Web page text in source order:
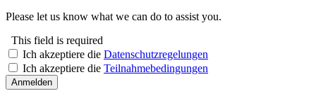
Please let us know what we can do to assist you.
This field is required
Ich akzeptiere die Datenschutzregelungen
Ich akzeptiere die Teilnahmebedingungen
Anmelden